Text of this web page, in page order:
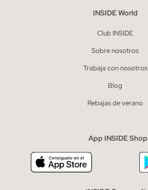
INSIDE World
Club INSIDE
Sobre nosotros
Trabaja con nosotros
Blog
Rebajas de verano
App INSIDE Shop